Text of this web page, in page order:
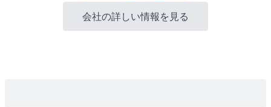
会社の詳しい情報を見る